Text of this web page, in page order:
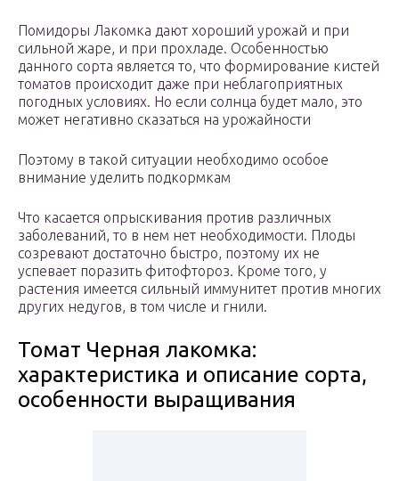
Помидоры Лакомка дают хороший урожай и при
сильной жаре, и при прохладе. Особенностью
данного сорта является то, что формирование кистей
томатов происходит даже при неблагоприятных
погодных условиях. Но если солнца будет мало, это
может негативно сказаться на урожайности
Поэтому в такой ситуации необходимо особое
внимание уделить подкормкам
Что касается опрыскивания против различных
заболеваний, то в нем нет необходимости. Плоды
созревают достаточно быстро, поэтому их не
успевает поразить фитофтороз. Кроме того, у
растения имеется сильный иммунитет против многих
других недугов, в том числе и гнили.
Томат Черная лакомка:
характеристика и описание сорта,
особенности выращивания